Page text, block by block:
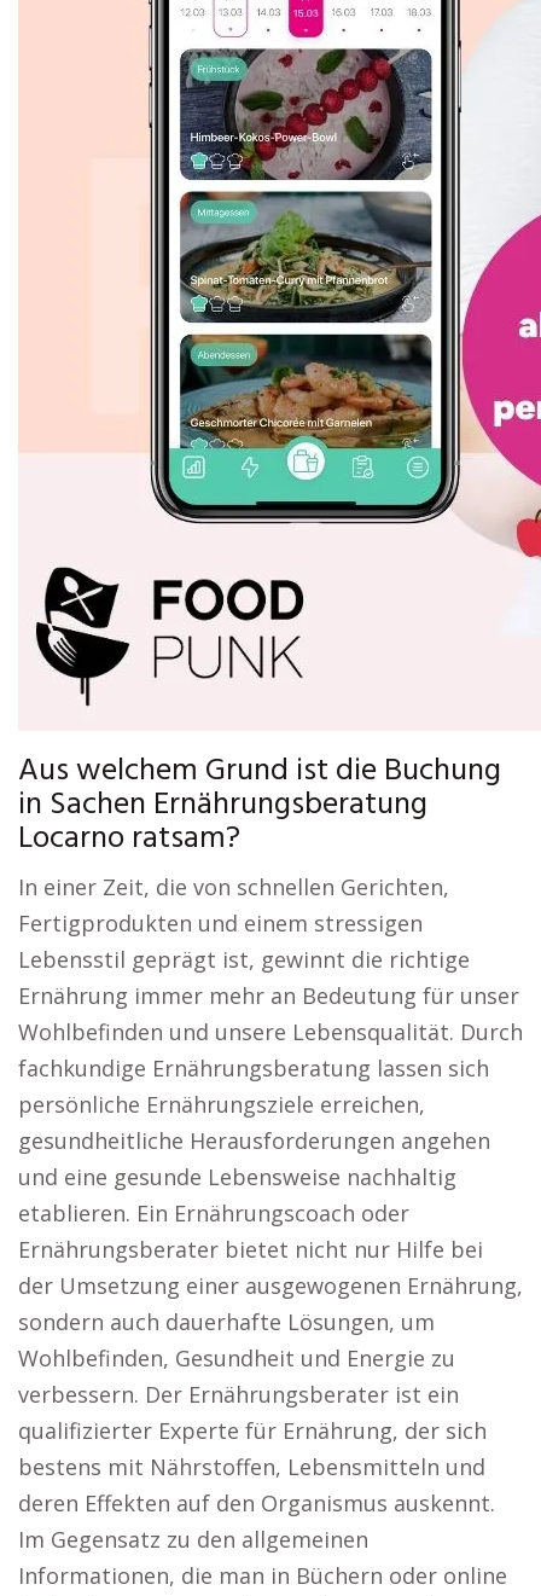
Aus welchem Grund ist die Buchung
in Sachen Ernährungsberatung
Locarno ratsam?
In einer Zeit, die von schnellen Gerichten,
Fertigprodukten und einem stressigen
Lebensstil geprägt ist, gewinnt die richtige
Ernährung immer mehr an Bedeutung für unser
Wohlbefinden und unsere Lebensqualität. Durch
fachkundige Ernährungsberatung lassen sich
persönliche Ernährungsziele erreichen,
gesundheitliche Herausforderungen angehen
und eine gesunde Lebensweise nachhaltig
etablieren. Ein Ernährungscoach oder
Ernährungsberater bietet nicht nur Hilfe bei
der Umsetzung einer ausgewogenen Ernährung,
sondern auch dauerhafte Lösungen, um
Wohlbefinden, Gesundheit und Energie zu
verbessern. Der Ernährungsberater ist ein
qualifizierter Experte für Ernährung, der sich
bestens mit Nährstoffen, Lebensmitteln und
deren Effekten auf den Organismus auskennt.
Im Gegensatz zu den allgemeinen
Informationen, die man in Büchern oder online